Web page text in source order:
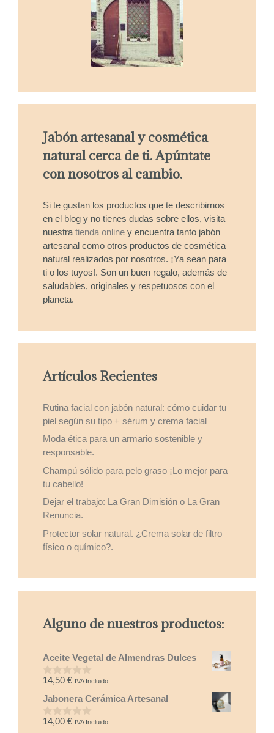
Jabón artesanal y cosmética
natural cerca de ti. Apúntate
con nosotros al cambio.
Si te gustan los productos que te describirnos
en el blog y no tienes dudas sobre ellos, visita
nuestra tienda online y encuentra tanto jabón
artesanal como otros productos de cosmética
natural realizados por nosotros. ¡Ya sean para
ti o los tuyos!. Son un buen regalo, además de
saludables, originales y respetuosos con el
planeta.
Artículos Recientes
Rutina facial con jabón natural: cómo cuidar tu
piel según su tipo + sérum y crema facial
Moda ética para un armario sostenible y
responsable.
Champú sólido para pelo graso ¡Lo mejor para
tu cabello!
Dejar el trabajo: La Gran Dimisión o La Gran
Renuncia.
Protector solar natural. ¿Crema solar de filtro
físico o químico?.
Alguno de nuestros productos:
Aceite Vegetal de Almendras Dulces
0
e
5
14,50 € IVA Incluido
Jabonera Cerámica Artesanal
0
14,00 € IVA Incluido